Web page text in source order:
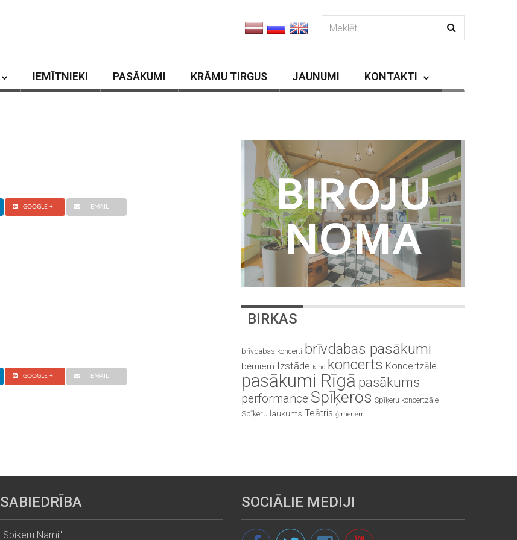
IEMĪTNIEKI PASĀKUMI KRĀMU TIRGUS JAUNUMI KONTAKTI
GOOGLE + EMAIL
GOOGLE + EMAIL
BIRKAS
brīvdabas koncerti brīvdabas pasākumi
bērniem Izstāde kino koncerts Koncertzāle
pasākumi Rīgā pasākums
performance Spīķeros Spīķeru koncertzāle
Spīķeru laukums Teātris ģimenēm
SABIEDRĪBA
"Spikeru Nami"
SOCIĀLIE MEDIJI